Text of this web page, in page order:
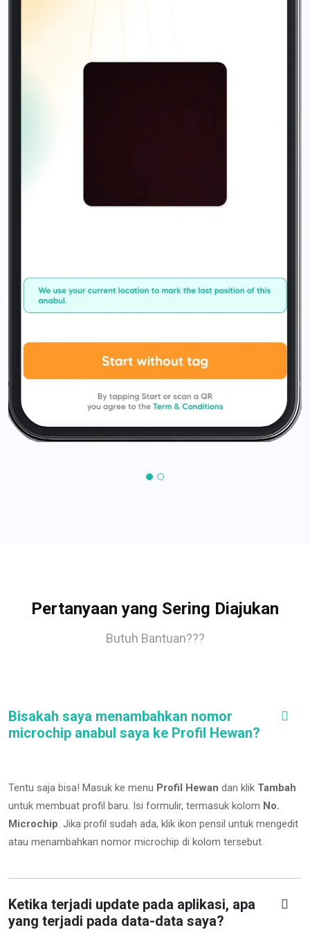
Pertanyaan yang Sering Diajukan
Butuh Bantuan???
Bisakah saya menambahkan nomor
microchip anabul saya ke Profil Hewan?
Tentu saja bisa! Masuk ke menu Profil Hewan dan klik Tambah
untuk membuat profil baru. Isi formulir, termasuk kolom No.
Microchip. Jika profil sudah ada, klik ikon pensil untuk mengedit
atau menambahkan nomor microchip di kolom tersebut.
Ketika terjadi update pada aplikasi, apa
yang terjadi pada data-data saya?